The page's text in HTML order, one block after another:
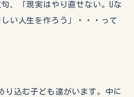
、「現実はやり直せない。Uな
い人生を作ろう」・・・って
込む子ども達がいます。中に